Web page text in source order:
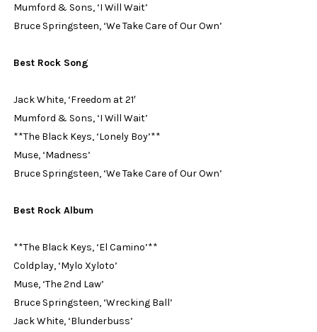
Mumford & Sons, ‘I Will Wait’
Bruce Springsteen, ‘We Take Care of Our Own’
Best Rock Song
Jack White, ‘Freedom at 21′
Mumford & Sons, ‘I Will Wait’
**The Black Keys, ‘Lonely Boy’**
Muse, ‘Madness’
Bruce Springsteen, ‘We Take Care of Our Own’
Best Rock Album
**The Black Keys, ‘El Camino’**
Coldplay, ‘Mylo Xyloto’
Muse, ‘The 2nd Law’
Bruce Springsteen, ‘Wrecking Ball’
Jack White, ‘Blunderbuss’